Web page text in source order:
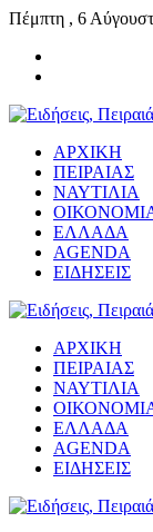
Πέμπτη , 6
ΑΡΧΙΚΗ
ΠΕΙΡΑΙΑΣ
ΝΑΥΤΙΛΙΑ
ΕΛΛΑΔΑ
AGENDA
ΕΙΔΗΣΕΙΣ
ΑΡΧΙΚΗ
ΠΕΙΡΑΙΑΣ
ΝΑΥΤΙΛΙΑ
ΕΛΛΑΔΑ
AGENDA
ΕΙΔΗΣΕΙΣ